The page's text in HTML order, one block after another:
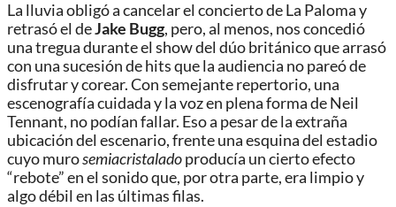
La lluvia obligó a cancelar el concierto de La Paloma y
retrasó el deJake Bugg, pero, al menos, nos concedió
una tregua durante el show del dúo británico que arrasó
con una sucesión de hits que la audiencia no pareó de
disfrutar y corear. Con semejante repertorio, una
escenografía cuidada y la voz en plena forma de Neil
Tennant, no podían fallar. Eso a pesar de la extraña
ubicación del escenario, frente una esquina del estadio
cuyo murosemiacristaladoproducía un cierto efecto
“rebote” en el sonido que, por otra parte, era limpio y
algo débil en las últimas filas.